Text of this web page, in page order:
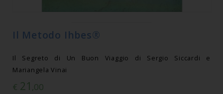
Il Metodo Ihbes®
Il Segreto di Un Buon Viaggio di Sergio Siccardi e
Mariangela Vinai
€ 21 ,00